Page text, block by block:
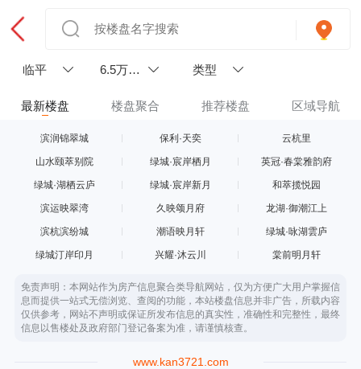
临平
6.5万以
类型
最新楼盘 楼盘聚合 推荐楼盘 区域导航
滨润锦翠城 保利·天奕 云杭里
山水颐萃别院 绿城·宸岸栖月 英冠·春棠雅韵府
绿城·湖栖云庐 绿城·宸岸新月 和萃揽悦园
滨运映翠湾 久映颂月府 龙湖·御潮江上
滨杭滨纷城 潮语映月轩 绿城·咏湖雲庐
绿城汀岸印月 兴耀·沐云川 棠前明月轩
免责声明：本网站作为房产信息聚合类导航网站，仅为方便广大用户掌握信
息而提供一站式无偿浏览、查阅的功能，本站楼盘信息并非广告，所载内容
仅供参考，网站不声明或保证所发布信息的真实性，准确性和完整性，最终
信息以售楼处及政府部门登记备案为准，请谨慎核查。
www.kan3721.com